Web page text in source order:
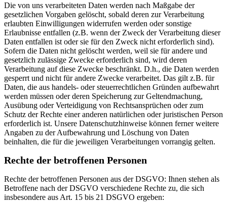
Die von uns verarbeiteten Daten werden nach Maßgabe der
gesetzlichen Vorgaben gelöscht, sobald deren zur Verarbeitung
erlaubten Einwilligungen widerrufen werden oder sonstige
Erlaubnisse entfallen (z.B. wenn der Zweck der Verarbeitung dieser
Daten entfallen ist oder sie für den Zweck nicht erforderlich sind).
Sofern die Daten nicht gelöscht werden, weil sie für andere und
gesetzlich zulässige Zwecke erforderlich sind, wird deren
Verarbeitung auf diese Zwecke beschränkt. D.h., die Daten werden
gesperrt und nicht für andere Zwecke verarbeitet. Das gilt z.B. für
Daten, die aus handels- oder steuerrechtlichen Gründen aufbewahrt
werden müssen oder deren Speicherung zur Geltendmachung,
Ausübung oder Verteidigung von Rechtsansprüchen oder zum
Schutz der Rechte einer anderen natürlichen oder juristischen Person
erforderlich ist. Unsere Datenschutzhinweise können ferner weitere
Angaben zu der Aufbewahrung und Löschung von Daten
beinhalten, die für die jeweiligen Verarbeitungen vorrangig gelten.
Rechte der betroffenen Personen
Rechte der betroffenen Personen aus der DSGVO: Ihnen stehen als
Betroffene nach der DSGVO verschiedene Rechte zu, die sich
insbesondere aus Art. 15 bis 21 DSGVO ergeben: